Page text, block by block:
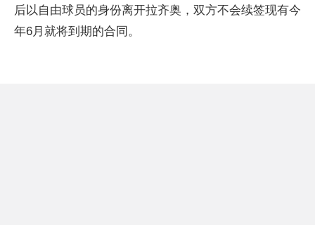
后以自由球员的身份离开拉齐奥，双方不会续签现有今
年6月就将到期的合同。